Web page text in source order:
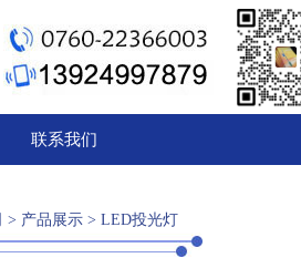
联系我们
> 产品展示 > LED投光灯